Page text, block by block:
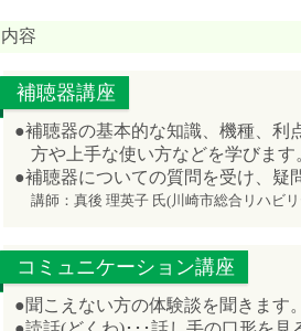
内容
補聴器講座
●補聴器の基本的な知識、機種、利
方や上手な使い方などを学びます
●補聴器についての質問を受け、疑
講師：真後 理英子 氏(川崎市総合リハビ
コミュニケーション講座
●聞こえない方の体験談を聞きます。